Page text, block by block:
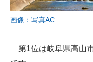
画像：写真AC
第1位は岐阜県高山